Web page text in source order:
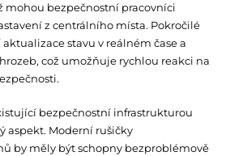
mohou bezpečnostní pracovníci
z centrálního místa. Pokročilé
stavu v reálném čase a
což umožňuje rychlou reakci na
bezpečnostní infrastrukturou
aspekt. Moderní rušičky
by měly být schopny bezproblémově